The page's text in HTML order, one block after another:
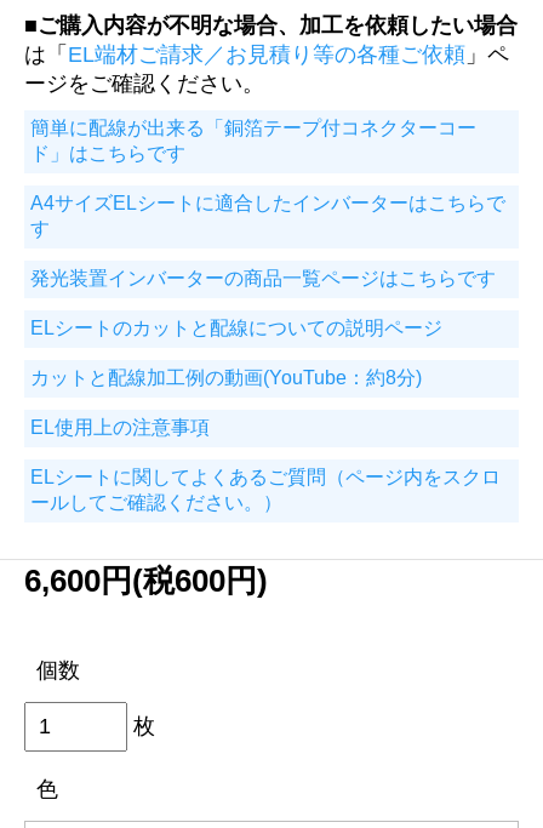
■ご購入内容が不明な場合、加工を依頼したい場合
は「 EL端材ご請求／お見積り等の各種ご依頼 」ペ
ージをご確認ください。
簡単に配線が出来る「銅箔テープ付コネクターコー
ド」はこちらです
A4サイズELシートに適合したインバーターはこちらで
す
発光装置インバーターの商品一覧ページはこちらです
ELシートのカットと配線についての説明ページ
カットと配線加工例の動画(YouTube：約8分)
EL使用上の注意事項
ELシートに関してよくあるご質問（ページ内をスクロ
ールしてご確認ください。）
6,600円(税600円)
個数
枚
色